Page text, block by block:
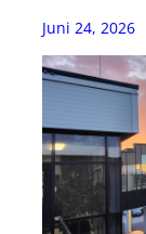
Juni 24, 2026